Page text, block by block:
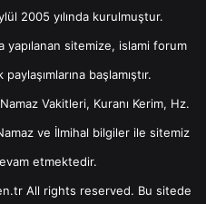
2005 yılında kurulmuştur.
yapılanan sitemize, islami forum
başlamıştır.
Vakitleri, Kuranı Kerim, Hz.
ve İlmihal bilgiler ile sitemiz
etmektedir.
All rights reserved. Bu sitede